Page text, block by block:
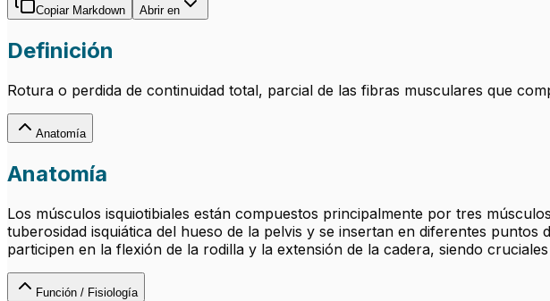
Copiar Markdown Abrir en
Definición
Rotura o perdida de continuidad total, parcial de las fibras musculares que
Anatomía
Anatomía
Los músculos isquiotibiales están compuestos principalmente por tres
tuberosidad isquiática del hueso de la pelvis y se insertan en diferentes
participen en la flexión de la rodilla y la extensión de la cadera, siendo
Función / Fisiología